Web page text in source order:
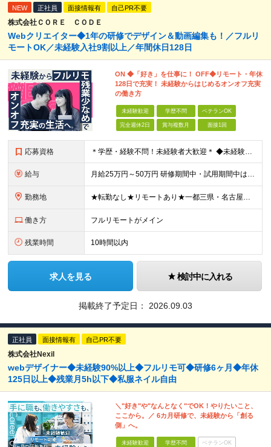
NEW 正社員 面接情報有 自己PR不要
株式会社ＣＯＲＥ ＣＯＤＥ
Webクリエイター◆1年の研修でデザイン＆動画編集も！／フルリ
モートOK／未経験入社9割以上／年間休日128日
ON ◆「好き」を仕事に！ OFF◆リモート・年休
128日で充実！ 未経験からはじめるオンオフ充実
の働き方
未経験歓迎 学歴不問 ベテランOK
完全週休2日 賞与複数月 面接1回
応募資格 ＊学歴・経験不問！未経験者大歓迎＊ ◆未経験からWebクリエイターとして働いてみたい方 ◆第二新卒・ブランクのある方も大歓迎！ ★学歴・知識・経験は一切問いません！ ★面接は「ポートフォリオ」「実
給与 月給25万円～50万円 研修期間中・試用期間中は給与が異なります。 >>研修期間中（入社6ヶ月後）の給与 一律：月給21万円～50万円 >>試用期間中（6ヶ月）の給与 関東：月給21万円～ 関西
勤務地 ★転勤なし★リモートあり★一都三県・名古屋・関西・九州 ◎案件によって ┗完全在宅勤務（フルリモート）も可能！ ┗希望に応じて幅広い働き方やプランが選べます！ ◆本社または一都三県 （東京都・
働き方 フルリモートがメイン
残業時間 10時間以内
求人を見る 検討中に入れる
掲載終了予定日： 2026.09.03
正社員 面接情報有 自己PR不要
株式会社Nexil
webデザイナー◆未経験90%以上◆フルリモ可◆研修6ヶ月◆年休
125日以上◆残業月5h以下◆私服ネイル自由
＼"好き"や"なんとなく"でOK！やりたいこと、
ここから。／ 6カ月研修で、未経験から「創る
側」へ。
未経験歓迎 学歴不問 ベテランOK